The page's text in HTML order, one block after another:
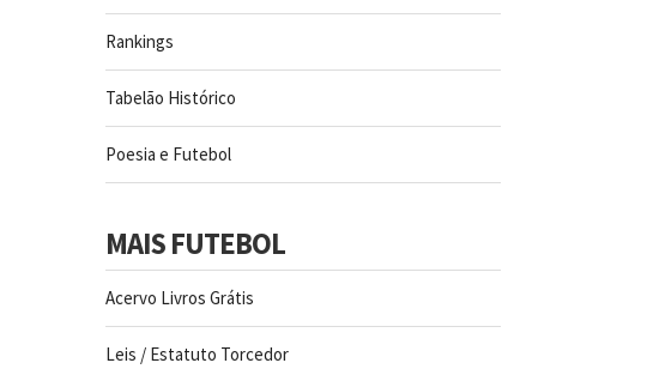
Rankings
Tabelão Histórico
Poesia e Futebol
MAIS FUTEBOL
Acervo Livros Grátis
Leis / Estatuto Torcedor